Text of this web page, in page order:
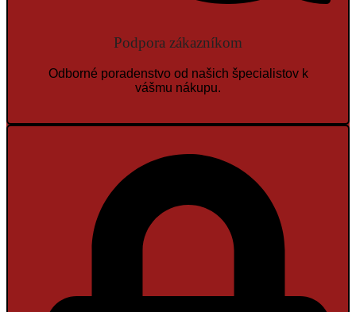
Podpora zákazníkom
Odborné poradenstvo od našich špecialistov k
vášmu nákupu.